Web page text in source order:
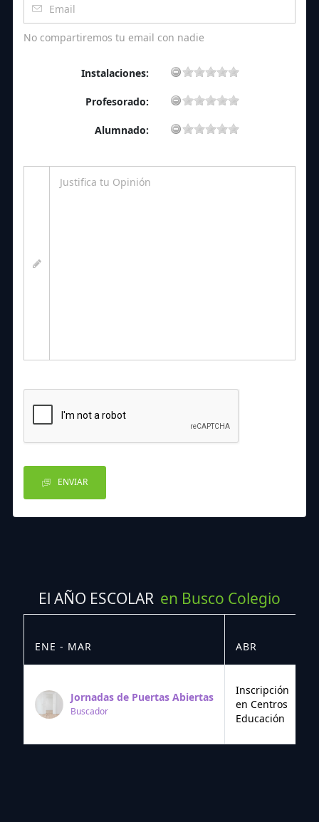
No compartiremos tu email con nadie
Instalaciones:
Profesorado:
Alumnado:
ENVIAR
El AÑO ESCOLAR en Busco Colegio
ENE - MAR ABR
Jornadas de Puertas Abiertas
Buscador
Inscripción
en Centros
Educación